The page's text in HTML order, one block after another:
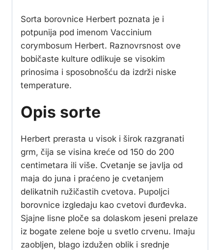
Sorta borovnice Herbert poznata je i
potpunija pod imenom Vaccinium
corymbosum Herbert. Raznovrsnost ove
bobičaste kulture odlikuje se visokim
prinosima i sposobnošću da izdrži niske
temperature.
Opis sorte
Herbert prerasta u visok i širok razgranati
grm, čija se visina kreće od 150 do 200
centimetara ili više. Cvetanje se javlja od
maja do juna i praćeno je cvetanjem
delikatnih ružičastih cvetova. Pupoljci
borovnice izgledaju kao cvetovi đurđevka.
Sjajne lisne ploče sa dolaskom jeseni prelaze
iz bogate zelene boje u svetlo crvenu. Imaju
zaobljen, blago izdužen oblik i srednje